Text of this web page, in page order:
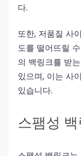
다.
또한, 저품질 사
도를 떨어뜨릴
의 백링크를 받
있으며, 이는 사
있습니다.
스팸성